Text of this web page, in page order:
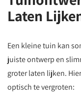
Laten
Een kleine tuin kan
juiste ontwerp en
groter laten lijken.
optisch te vergroten: